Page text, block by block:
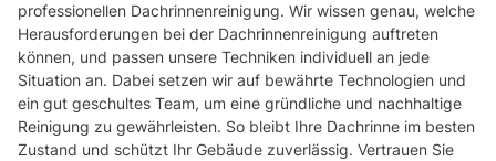
professionellen Dachrinnenreinigung. Wir wissen genau, welche
Herausforderungen bei der Dachrinnenreinigung auftreten
können, und passen unsere Techniken individuell an jede
Situation an. Dabei setzen wir auf bewährte Technologien und
ein gut geschultes Team, um eine gründliche und nachhaltige
Reinigung zu gewährleisten. So bleibt Ihre Dachrinne im besten
Zustand und schützt Ihr Gebäude zuverlässig. Vertrauen Sie